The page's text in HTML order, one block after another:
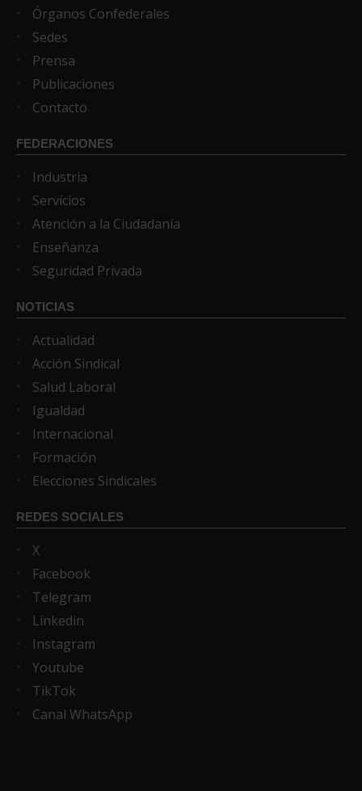
Órganos Confederales
Sedes
Prensa
Publicaciones
Contacto
FEDERACIONES
Industria
Servicios
Atención a la Ciudadanía
Enseñanza
Seguridad Privada
NOTICIAS
Actualidad
Acción Sindical
Salud Laboral
Igualdad
Internacional
Formación
Elecciones Sindicales
REDES SOCIALES
X
Facebook
Telegram
Linkedin
Instagram
Youtube
TikTok
Canal WhatsApp